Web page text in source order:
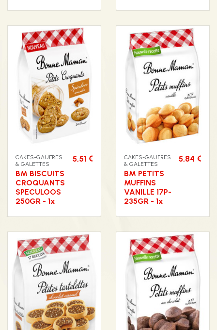
CAKES-GAUFRES
& GALETTES
BM BISCUITS
CROQUANTS
SPECULOOS
250GR - 1x
5,51 €
CAKES-GAUFRES
& GALETTES
BM PETITS
MUFFINS
VANILLE 17P-
235GR - 1x
5,84 €